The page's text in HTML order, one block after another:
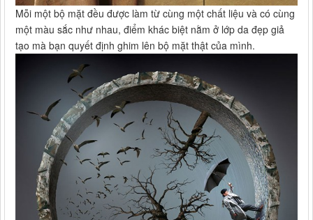
Mỗi một bộ mặt đều được làm từ cùng một chất liệu và có cùng
một màu sắc như nhau, điểm khác biệt nằm ở lớp da đẹp giả
tạo mà bạn quyết định ghim lên bộ mặt thật của mình.